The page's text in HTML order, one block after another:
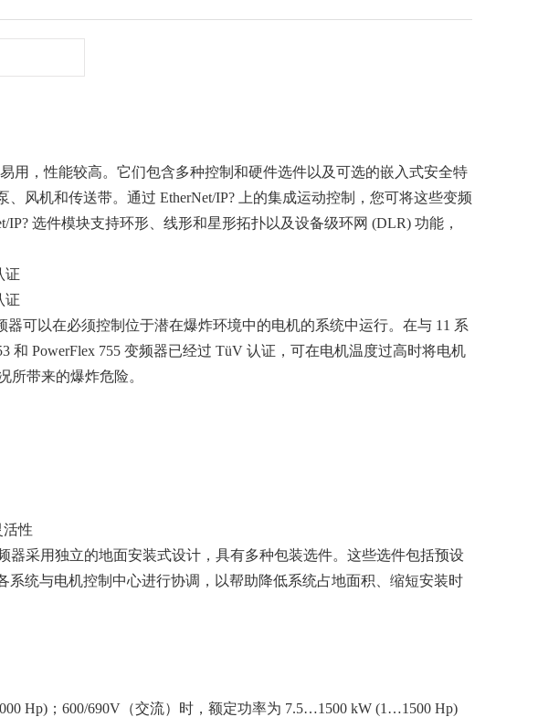
用，性能较高。它们包含多种控制和硬件选件以及可选的嵌入式安全特
风机和传送带。通过 EtherNet/IP? 上的集成运动控制，您可将这些变频
选件模块支持环形、线形和星形拓扑以及设备级环网 (DLR) 功能，
证
证
器可以在必须控制位于潜在爆炸环境中的电机的系统中运行。在与 11 系
和 PowerFlex 755 变频器已经过 TüV 认证，可在电机温度过高时将电机
所带来的爆炸危险。
活性
器采用独立的地面安装式设计，具有多种包装选件。这些选件包括预设
统与电机控制中心进行协调，以帮助降低系统占地面积、缩短安装时
Hp)；600/690V（交流）时，额定功率为 7.5…1500 kW (1…1500 Hp)